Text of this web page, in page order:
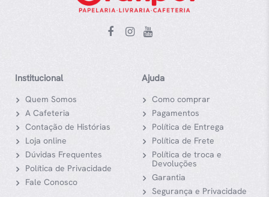
Institucional
Quem Somos
A Cafeteria
Contação de Histórias
Loja online
Dúvidas Frequentes
Política de Privacidade
Fale Conosco
Ajuda
Como comprar
Pagamentos
Política de Entrega
Política de Frete
Política de troca e
Devoluções
Garantia
Segurança e Privacidade